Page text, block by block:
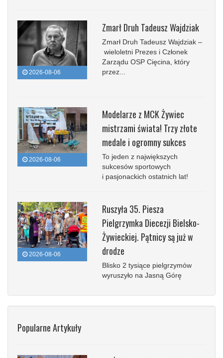
2026-08-06
Zmarł Druh Tadeusz Wajdziak
Zmarł Druh Tadeusz Wajdziak –
wieloletni Prezes i Członek
Zarządu OSP Cięcina, który
przez...
2026-08-06
Modelarze z MCK Żywiec
mistrzami świata! Trzy złote
medale i ogromny sukces
To jeden z największych
sukcesów sportowych
i pasjonackich ostatnich lat!
2026-08-06
Ruszyła 35. Piesza
Pielgrzymka Diecezji Bielsko-
Żywieckiej. Pątnicy są już w
drodze
Blisko 2 tysiące pielgrzymów
wyruszyło na Jasną Górę
Popularne Artykuły